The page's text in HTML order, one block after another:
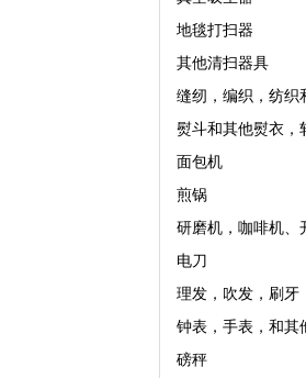
地毯打扫器
其他清扫器具
缝纫，编织，纺织
熨斗和其他熨衣，
面包机
煎锅
研磨机，咖啡机、
电刀
理发，吹发，刷牙
钟表，手表，和其
磅秤